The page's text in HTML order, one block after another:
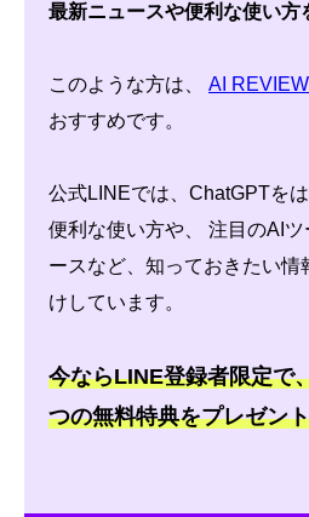
最新ニュースや便利な使い方
このような方は、 AI
おすすめです。
公式LINEでは、ChatGPTを
便利な使い方や、 注目のAIツ
ースなど、知っておきたい情
けしています。
今ならLINE登録者限定で
つの無料特典をプレゼン